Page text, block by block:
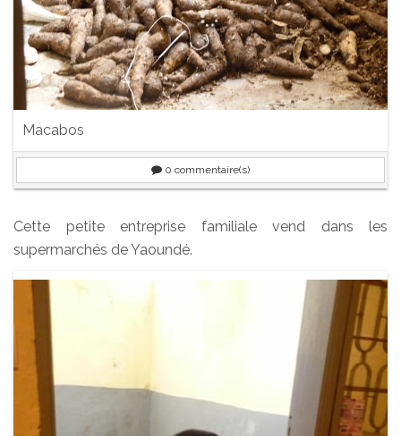
Macabos
0 commentaire(s)
Cette petite entreprise familiale vend dans les
supermarchés de Yaoundé.